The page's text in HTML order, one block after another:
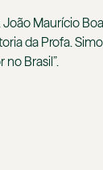
Maurício
da Profa.
Brasil”.